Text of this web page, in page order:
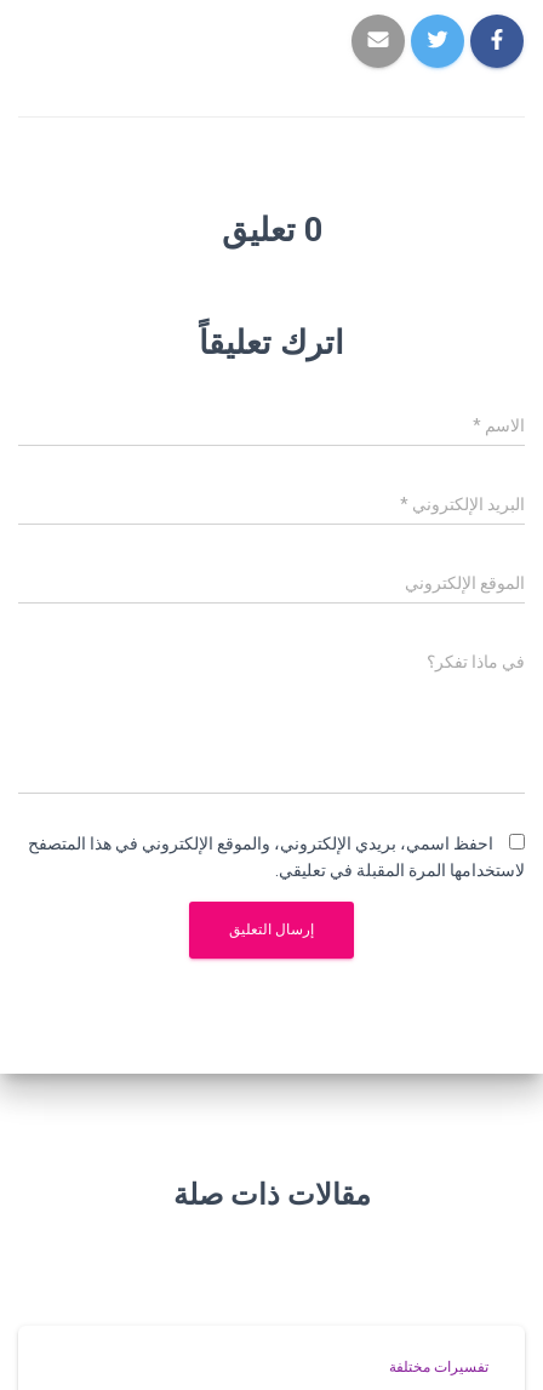
0 تعليق
اترك تعليقاً
الاسم *
البريد الإلكتروني *
الموقع الإلكتروني
في ماذا تفكر؟
احفظ اسمي، بريدي الإلكتروني، والموقع الإلكتروني في هذا المتصفح
لاستخدامها المرة المقبلة في تعليقي.
مقالات ذات صلة
تفسيرات مختلفة